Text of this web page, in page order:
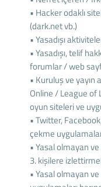
• Hacker odaklı
(dark.net vb.)
• Yasadışı
• Yasadışı, telif
forumlar / web
• Kuruluş ve
Online / League of
oyun siteleri ve
• Twitter,
çekme
• Yasal olmayan
3. kişilere
• Yasal olmayan